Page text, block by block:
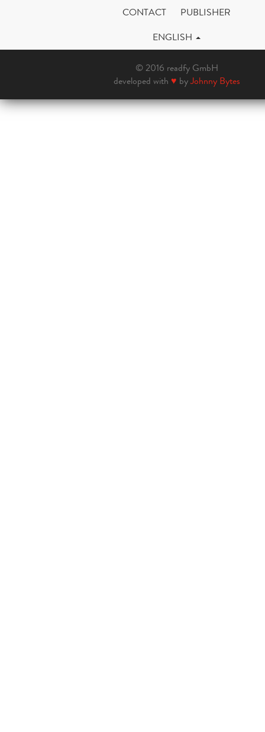
CONTACT
PUBLISHER
ENGLISH
© 2016 readfy GmbH
developed with ♥ byJohnny Bytes